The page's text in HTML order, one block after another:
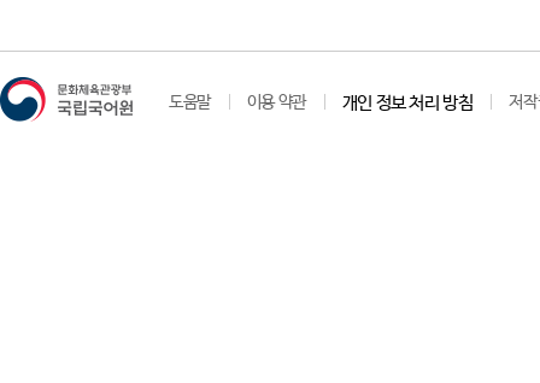
도움말 이용 약관 개인 정보 처리 방침 저